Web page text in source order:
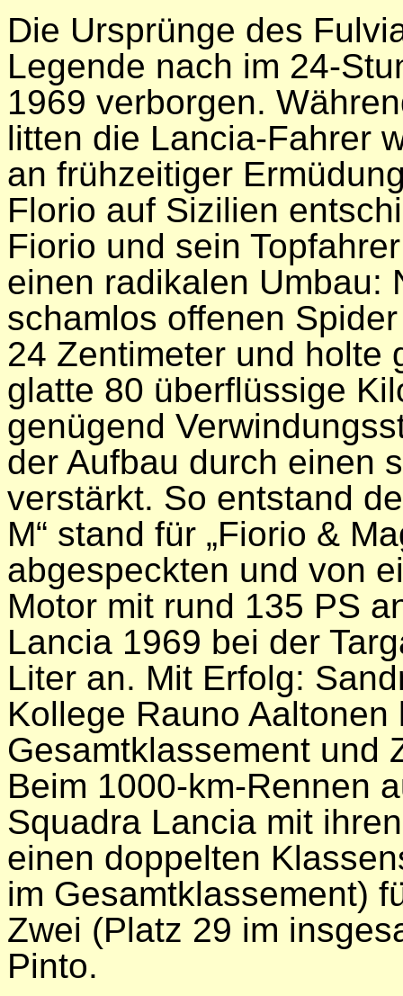
Die Ursprünge des
Legende nach im 24-
1969 verborgen.
litten die Lancia-Fahrer
an frühzeitiger
Florio auf Sizilien
Fiorio und sein
einen radikalen Umbau:
schamlos offenen
24 Zentimeter und holte
glatte 80 überflüssige
genügend
der Aufbau durch einen
verstärkt. So entstand
M“ stand für „Fiorio &
abgespeckten und von
Motor mit rund 135 PS
Lancia 1969 bei der
Liter an. Mit Erfolg:
Kollege Rauno
Gesamtklassement und
Beim 1000-km-Rennen
Squadra Lancia mit
einen doppelten
im Gesamtklassement)
Zwei (Platz 29 im
Pinto.